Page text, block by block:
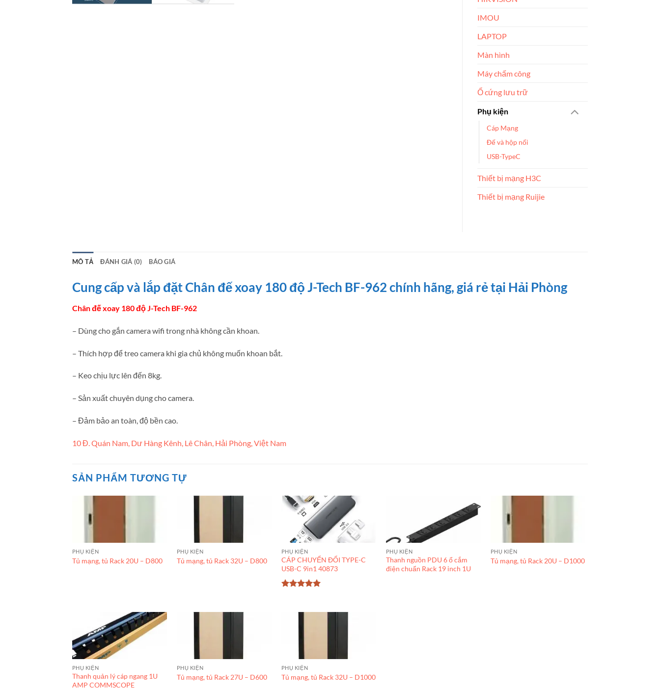
IMOU
LAPTOP
Màn hình
Máy chấm công
Ổ cứng lưu trữ
Phụ kiện
Cáp Mạng
Đế và hộp nối
USB-TypeC
Thiết bị mạng H3C
Thiết bị mạng Ruijie
MÔ TẢ ĐÁNH GIÁ (0) BÁO GIÁ
Cung cấp và lắp đặt Chân đế xoay 180 độ J-Tech BF-962 chính hãng, giá rẻ tại Hải Phòng
Chân đế xoay 180 độ J-Tech BF-962
– Dùng cho gắn camera wifi trong nhà không cần khoan.
– Thích hợp để treo camera khi gia chủ không muốn khoan bắt.
– Keo chịu lực lên đến 8kg.
– Sản xuất chuyên dụng cho camera.
– Đảm bảo an toàn, độ bền cao.
10 Đ. Quán Nam, Dư Hàng Kênh, Lê Chân, Hải Phòng, Việt Nam
SẢN PHẨM TƯƠNG TỰ
PHỤ KIỆN
Tủ mạng, tủ Rack 20U – D800
PHỤ KIỆN
Tủ mạng, tủ Rack 32U – D800
PHỤ KIỆN
CÁP CHUYỂN ĐỔI TYPE-C
USB-C 9in1 40873
PHỤ KIỆN
Thanh nguồn PDU 6 ổ cắm
điện chuẩn Rack 19 inch 1U
PHỤ KIỆN
Tủ mạng, tủ Rack 20U – D1000
PHỤ KIỆN
Thanh quản lý cáp ngang 1U
AMP COMMSCOPE
PHỤ KIỆN
Tủ mạng, tủ Rack 27U – D600
PHỤ KIỆN
Tủ mạng, tủ Rack 32U – D1000